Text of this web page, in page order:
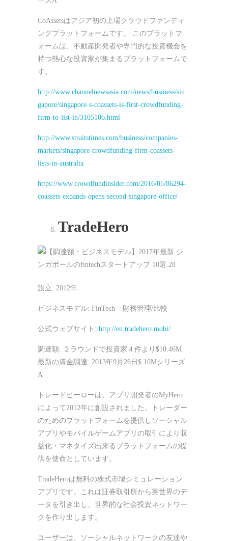
CoAssetsはアジア初の上場クラウドファンディ
ングプラットフォームです。 このプラットフ
ォームは、不動産開発者や専門的な投資機会を
持つ熱心な投資家が集まるプラットフォームで
す。
http://www.channelnewsasia.com/news/business/sin
gapore/singapore-s-coassets-is-first-crowdfunding-
firm-to-list-in/3105106.html
http://www.straitstimes.com/business/companies-
markets/singapore-crowdfunding-firm-coassets-
lists-in-australia
https://www.crowdfundinsider.com/2016/05/86294-
coassets-expands-opens-second-singapore-office/
TradeHero
設立: 2012年
ビジネスモデル: FinTech – 財務管理/比較
公式ウェブサイト: http://en.tradehero.mobi/
調達額: ２ラウンドで投資家４件より$10.46M
最新の資金調達: 2013年9月26日$ 10Mシリーズ
A
トレードヒーローは、アプリ開発者のMyHero
によって2012年に創設されました。トレーダー
のためのプラットフォームを提供しソーシャル
アプリやモバイルゲームアプリの取引により収
益化・マネタイズ出来るプラットフォームの提
供を使命としています。
TradeHeroは無料の株式市場シミュレーション
アプリです。これは証券取引所から実世界のデ
ータを引き出し、世界的な社会投資ネットワー
クを作り出します。
ユーザーは、ソーシャルネットワークの友達や